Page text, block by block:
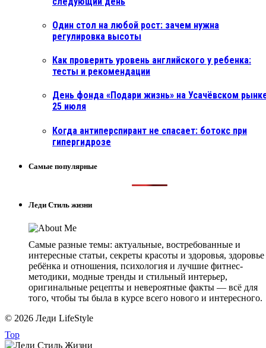
Один стол на любой рост: зачем нужна
регулировка высоты
Как проверить уровень английского у ребенка:
тесты и рекомендации
День фонда «Подари жизнь» на Усачёвском
25 июля
Когда антиперспирант не спасает: ботокс при
гипергидрозе
Самые популярные
Леди Стиль жизни
Самые разные темы: актуальные, востребованные и
интересные статьи, секреты красоты и здоровья, здоровье
ребёнка и отношения, психология и лучшие фитнес-
методики, модные тренды и стильный интерьер,
оригинальные рецепты и невероятные факты — всё для
того, чтобы ты была в курсе всего нового и интересного.
© 2026 Леди LifeStyle
Top